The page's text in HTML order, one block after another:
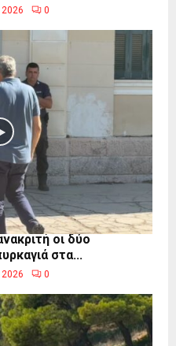
0
οι δύο
στα...
0